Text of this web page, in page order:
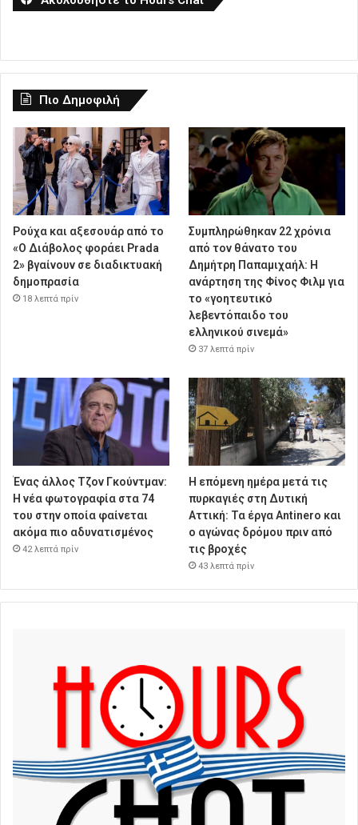
Πιο Δημοφιλή
Ρούχα και αξεσουάρ από το
«Ο Διάβολος φοράει Prada
2» βγαίνουν σε διαδικτυακή
δημοπρασία
18 λεπτά πρίν
Συμπληρώθηκαν 22 χρόνια
από τον θάνατο του
Δημήτρη Παπαμιχαήλ: Η
ανάρτηση της Φίνος Φιλμ για
το «γοητευτικό
λεβεντόπαιδο του
ελληνικού σινεμά»
37 λεπτά πρίν
Ένας άλλος Τζον Γκούντμαν:
H νέα φωτογραφία στα 74
του στην οποία φαίνεται
ακόμα πιο αδυνατισμένος
42 λεπτά πρίν
Η επόμενη ημέρα μετά τις
πυρκαγιές στη Δυτική
Αττική: Τα έργα Antinero και
ο αγώνας δρόμου πριν από
τις βροχές
43 λεπτά πρίν